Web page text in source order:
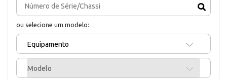
ou selecione um modelo:
Equipamento
Modelo